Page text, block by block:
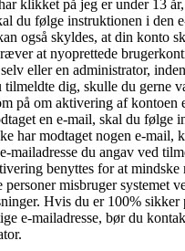
klikket på jeg er under 13
du følge instruktionen i den
også skyldes, at din konto
at nyoprettede
eller en administrator,
tilmeldte dig, skulle du gerne
på om aktivering af kontoen
en e-mail, skal du følge
har modtaget nogen e-mail,
mailadresse du angav ved
benyttes for at mindske
personer misbruger systemet
Hvis du er 100% sikker
e-mailadresse, bør du